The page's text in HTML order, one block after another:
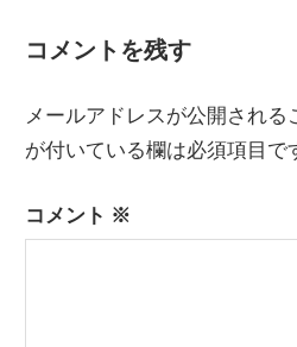
ビ
ゲ
ー
シ
ョ
投
コメントを残す
メールアドレスが公開される
が付いている欄は必須項目で
コメント ※